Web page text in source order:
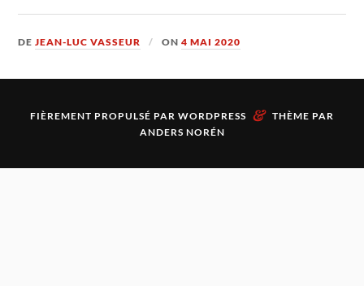
DEJEAN-LUC VASSEUR ON4 MAI 2020
FIÈREMENT PROPULSÉ PAR WORDPRESS & THÈME PAR
ANDERS NORÉN